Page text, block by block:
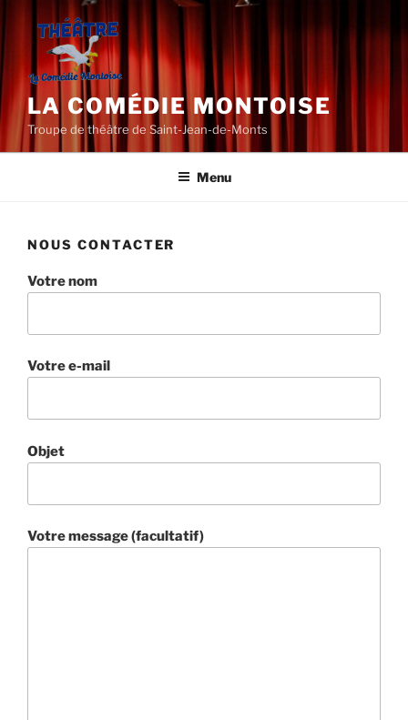
contenu
principal
LA COMÉDIE MONTOISE
Troupe de théâtre de Saint-Jean-de-Monts
Menu
NOUS CONTACTER
Votre nom
Votre e-mail
Objet
Votre message (facultatif)